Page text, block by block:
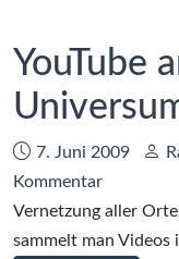
YouTube
Datum:
7. Juni 2009
Kommentarzu
YouTube
am
Vernetzung aller
sammelt man Videos